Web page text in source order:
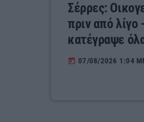
Σέρρες:
πριν από λίγο
κατέγραψε
today 07/08/2026 1:04